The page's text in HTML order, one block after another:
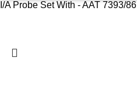
I/A Probe Set With - AAT 7393/86